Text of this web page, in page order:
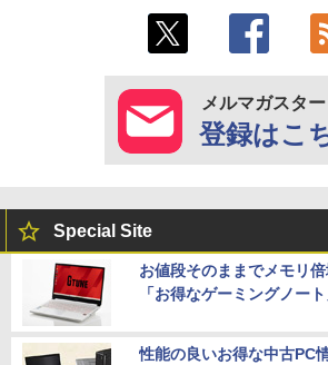
メルマガスター
登録はこ
Special Site
お値段そのままでメモリ
「お得なゲーミングノート
性能の良いお得な中古PC